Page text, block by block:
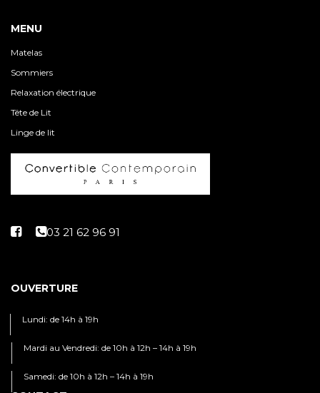
MENU
Matelas
Sommiers
Relaxation électrique
Tête de Lit
Linge de lit
OUVERTURE
Lundi: de 14h à 19h
Mardi au Vendredi: de 10h à 12h – 14h à 19h
Samedi: de 10h à 12h – 14h à 19h